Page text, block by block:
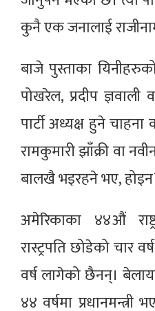
कुनै एक जनालाई
बाजे पुस्ताका
पोखरेल, प्रदीप
पार्टी अध्यक्ष हुने
रामकुमारी झाँक्री वा
बालखै भइरहने भए,
अमेरिकाका ४४औं
रास्ट्रपति छोडेको चार
वर्ष लागेको छैनन्।
४४ वर्षमा